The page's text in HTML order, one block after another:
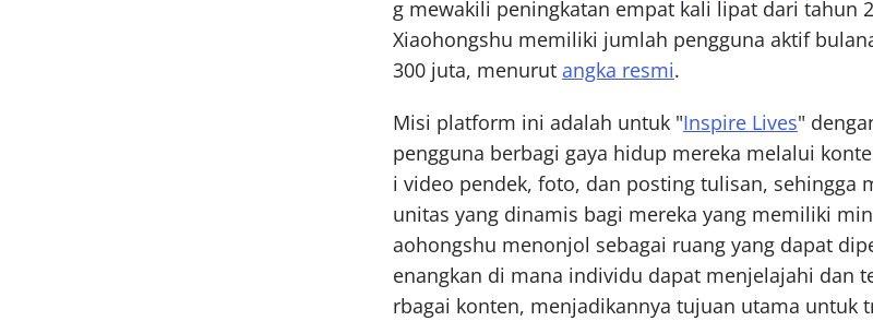
g mewakili peningkatan empat kali lipat dari tahun
Xiaohongshu memiliki jumlah pengguna aktif
300 juta, menurut angka resmi.
Misi platform ini adalah untuk "Inspire Lives"
pengguna berbagi gaya hidup mereka melalui
i video pendek, foto, dan posting tulisan, sehingga
unitas yang dinamis bagi mereka yang memiliki
aohongshu menonjol sebagai ruang yang dapat
enangkan di mana individu dapat menjelajahi dan
rbagai konten, menjadikannya tujuan utama untuk